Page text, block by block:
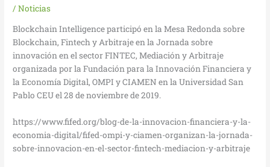
/Noticias
Blockchain Intelligence participó en la Mesa Redonda sobre
Blockchain, Fintech y Arbitraje en la Jornada sobre
innovación en el sector FINTEC, Mediación y Arbitraje
organizada por la Fundación para la Innovación Financiera y
la Economía Digital, OMPI y CIAMEN en la Universidad San
Pablo CEU el 28 de noviembre de 2019.
https://www.fifed.org/blog-de-la-innovacion-financiera-y-la-
economia-digital/fifed-ompi-y-ciamen-organizan-la-jornada-
sobre-innovacion-en-el-sector-fintech-mediacion-y-arbitraje